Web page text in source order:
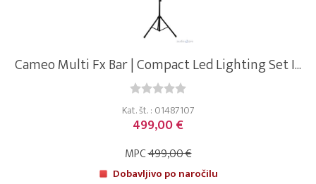
Cameo Multi Fx Bar | Compact Led Lighting Set I...
Kat. št. : 01487107
499,00 €
MPC499,00 €
Dobavljivo po naročilu